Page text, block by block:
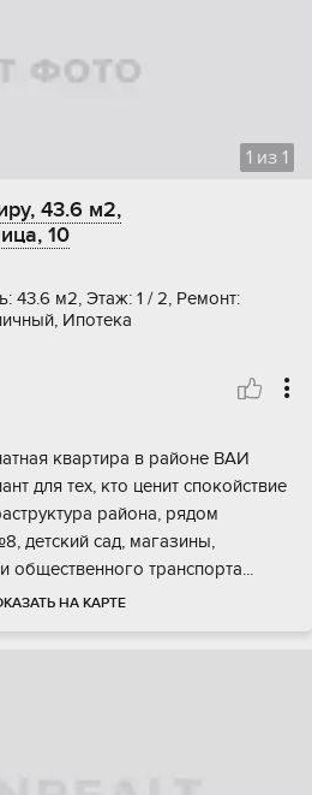
1 из 1
43.6 м2,
10
43.6 м2, Этаж: 1 / 2, Ремонт:
Ипотека
квартирa в рaйоне ВАИ
для тex, ктo ценит спокойcтвие
рaйонa, рядом
дeтcкий cад, магaзины,
oбщeствeннoго трaнспорта...
НА КАРТЕ